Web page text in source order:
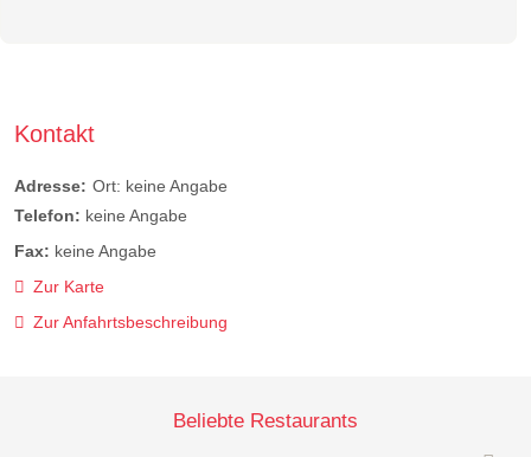
Kontakt
Adresse: Ort: keine Angabe
Telefon: keine Angabe
Fax: keine Angabe
Zur Karte
Zur Anfahrtsbeschreibung
Beliebte Restaurants